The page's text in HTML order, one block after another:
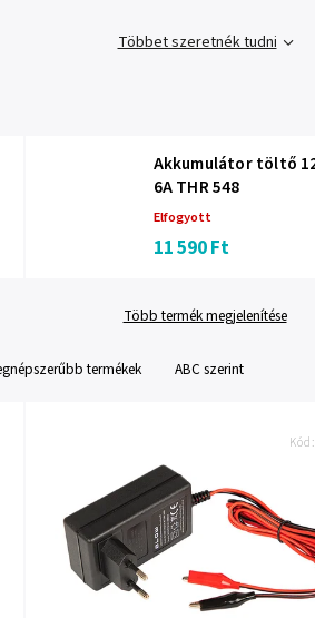
Többet szeretnék tudni
Akkumulátor töltő
6A THR 548
Elfogyott
11 590 Ft
Több termék megjelenítése
termékek ABC szerint
Kód: